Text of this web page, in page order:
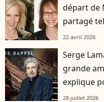
départ de
partagé
22 avril 2026
Serge
grande
explique
28 juillet 2026